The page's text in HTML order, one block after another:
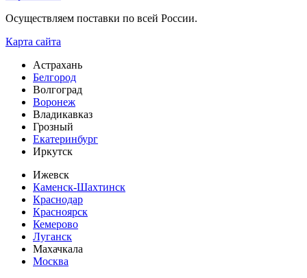
Осуществляем поставки по всей России.
Карта сайта
Астрахань
Белгород
Волгоград
Воронеж
Владикавказ
Грозный
Екатеринбург
Иркутск
Ижевск
Каменск-Шахтинск
Краснодар
Красноярск
Кемерово
Луганск
Махачкала
Москва